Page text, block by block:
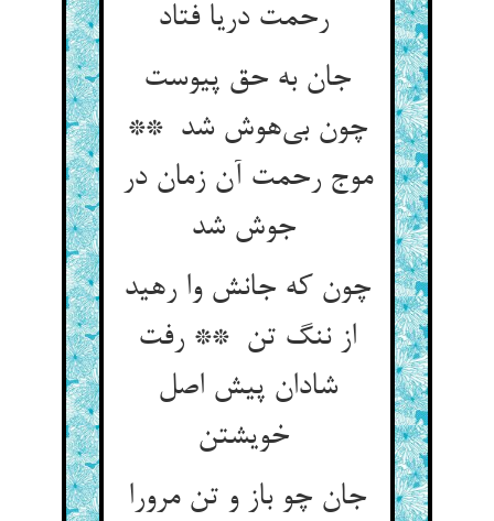
رحمت دریا فتاد
جان به حق پیوست
چون بی‌هوش شد **
موج رحمت آن زمان در
جوش شد
چون که جانش وا رهید
از ننگ تن ** رفت
شادان پیش اصل
خویشتن
جان چو باز و تن مرورا